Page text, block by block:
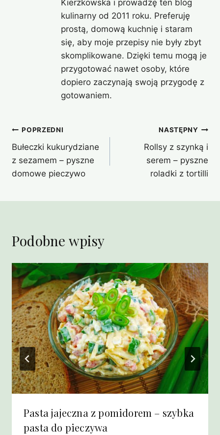
Kierzkowska i prowadzę ten blog
kulinarny od 2011 roku. Preferuję
prostą, domową kuchnię i staram
się, aby moje przepisy nie były zbyt
skomplikowane. Dzięki temu mogą je
przygotować nawet osoby, które
dopiero zaczynają swoją przygodę z
gotowaniem.
Nawigacja
wpisu
POPRZEDNI
Bułeczki kukurydziane
z sezamem – pyszne
domowe pieczywo
NASTĘPNY
Rollsy z szynką i
serem – pyszne
roladki z tortilli
Podobne wpisy
Pasta jajeczna z pomidorem – szybka
pasta do pieczywa